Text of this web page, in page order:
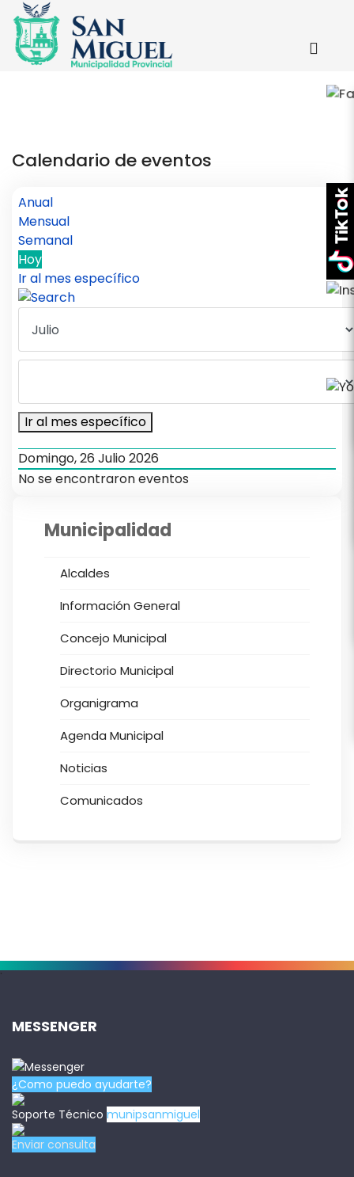
Calendario de eventos
Anual
Mensual
Semanal
Hoy
Ir al mes específico
Ir al mes específico
Domingo, 26 Julio 2026
No se encontraron eventos
Municipalidad
Alcaldes
Información General
Concejo Municipal
Directorio Municipal
Organigrama
Agenda Municipal
Noticias
Comunicados
.
MESSENGER
¿Como puedo ayudarte?
Soporte Técnico munipsanmiguel
Enviar consulta